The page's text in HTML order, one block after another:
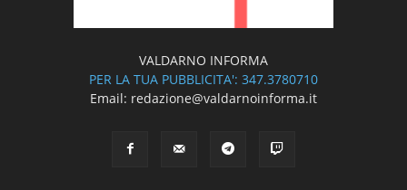
VALDARNO INFORMA
PER LA TUA PUBBLICITA': 347.3780710
Email: redazione@valdarnoinforma.it